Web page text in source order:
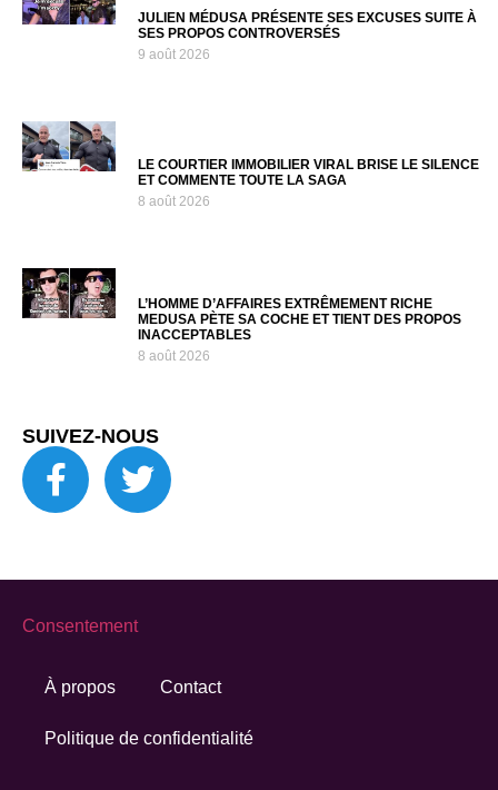
JULIEN MÉDUSA PRÉSENTE SES EXCUSES SUITE À
SES PROPOS CONTROVERSÉS
9 août 2026
LE COURTIER IMMOBILIER VIRAL BRISE LE SILENCE
ET COMMENTE TOUTE LA SAGA
8 août 2026
L’HOMME D’AFFAIRES EXTRÊMEMENT RICHE
MEDUSA PÈTE SA COCHE ET TIENT DES PROPOS
INACCEPTABLES
8 août 2026
SUIVEZ-NOUS
À propos Contact
Politique de confidentialité
Consentement